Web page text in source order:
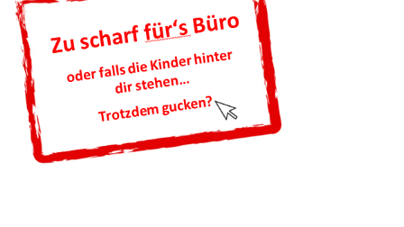
Stepz Entlastungssohlen mit
Ma...